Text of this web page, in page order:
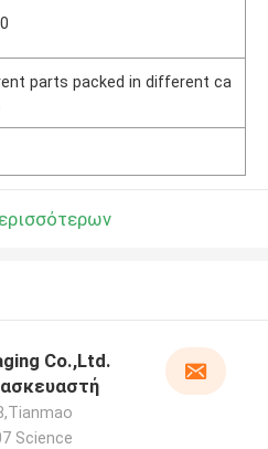
parts packed in different ca
Co.,Ltd.
Science